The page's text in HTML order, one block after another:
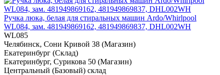
Ручка люка, белая для стиральных машин Ardo/Whirlpool
WL084, зам. 481949869162, 481949869837, DHL002WH
WL085
Челябинск, Сони Кривой 38 (Магазин)
Екатеринбург (Склад)
Екатеринбург, Сурикова 50 (Магазин)
Центральный (Базовый) склад